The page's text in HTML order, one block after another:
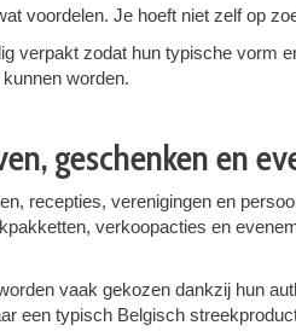
voordelen. Je hoeft niet zelf op
verpakt zodat hun typische vorm
worden.
geschenken en
recepties, verenigingen en
verkoopacties en
vaak gekozen dankzij hun
een typisch Belgisch